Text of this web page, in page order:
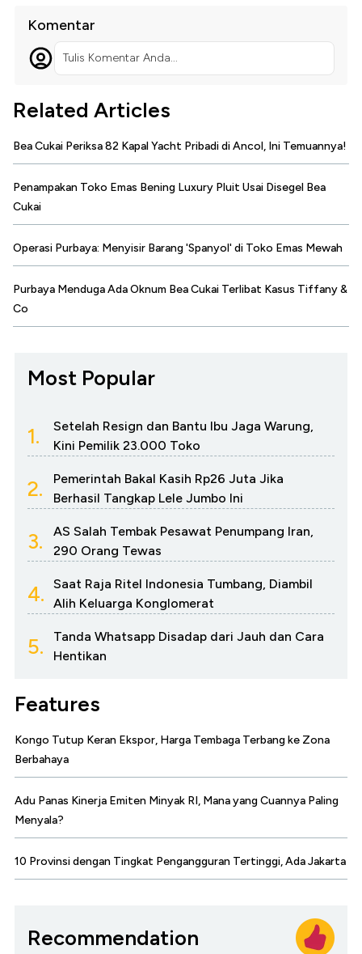
Komentar
Tulis Komentar Anda...
Related Articles
Bea Cukai Periksa 82 Kapal Yacht Pribadi di Ancol, Ini Temuannya!
Penampakan Toko Emas Bening Luxury Pluit Usai Disegel Bea
Cukai
Operasi Purbaya: Menyisir Barang 'Spanyol' di Toko Emas Mewah
Purbaya Menduga Ada Oknum Bea Cukai Terlibat Kasus Tiffany &
Co
Most Popular
1.
Setelah Resign dan Bantu Ibu Jaga Warung,
Kini Pemilik 23.000 Toko
2.
Pemerintah Bakal Kasih Rp26 Juta Jika
Berhasil Tangkap Lele Jumbo Ini
3.
AS Salah Tembak Pesawat Penumpang Iran,
290 Orang Tewas
4.
Saat Raja Ritel Indonesia Tumbang, Diambil
Alih Keluarga Konglomerat
5.
Tanda Whatsapp Disadap dari Jauh dan Cara
Hentikan
Features
Kongo Tutup Keran Ekspor, Harga Tembaga Terbang ke Zona
Berbahaya
Adu Panas Kinerja Emiten Minyak RI, Mana yang Cuannya Paling
Menyala?
10 Provinsi dengan Tingkat Pengangguran Tertinggi, Ada Jakarta
Recommendation